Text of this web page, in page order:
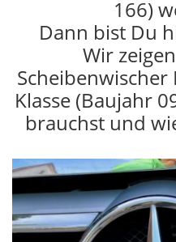
166)
Dann bist Du
Wir
Scheibenwischer
Klasse (Baujahr
brauchst und